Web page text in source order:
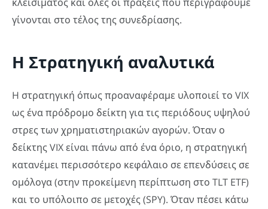
γίνονται στο τέλος της συνεδρίασης.
Η Στρατηγική αναλυτικά
H στρατηγική όπως προαναφέραμε υλοποιεί το VIX
ως ένα πρόδρομο δείκτη για τις περιόδους υψηλού
στρες των χρηματιστηριακών αγορών. Όταν ο
δείκτης VIX είναι πάνω από ένα όριο, η στρατηγική
κατανέμει περισσότερο κεφάλαιο σε επενδύσεις σε
ομόλογα (στην προκείμενη περίπτωση στο TLT ETF)
και το υπόλοιπο σε μετοχές (SPY). Όταν πέσει κάτω